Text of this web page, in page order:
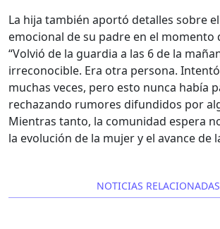
La hija también aportó detalles sobre
emocional de su padre en el momento
“Volvió de la guardia a las 6 de la
irreconocible. Era otra persona.
muchas veces, pero esto nunca había
rechazando rumores difundidos por
Mientras tanto, la comunidad espera
la evolución de la mujer y el avance de
NOTICIAS RELACIONADAS